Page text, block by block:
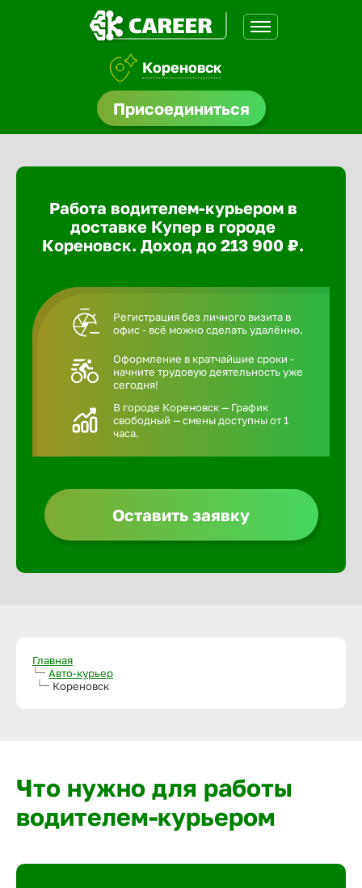
Кореновск
Присоединиться
Работа водителем-курьером в
доставке Купер в городе
Кореновск. Доход до 213 900 ₽.
Регистрация без личного визита в
офис - всё можно сделать удалённо.
Оформление в кратчайшие сроки -
начните трудовую деятельность уже
сегодня!
В городе Кореновск — График
свободный — смены доступны от 1
часа.
Оставить заявку
Главная
Авто-курьер
Кореновск
Что нужно для работы
водителем-курьером